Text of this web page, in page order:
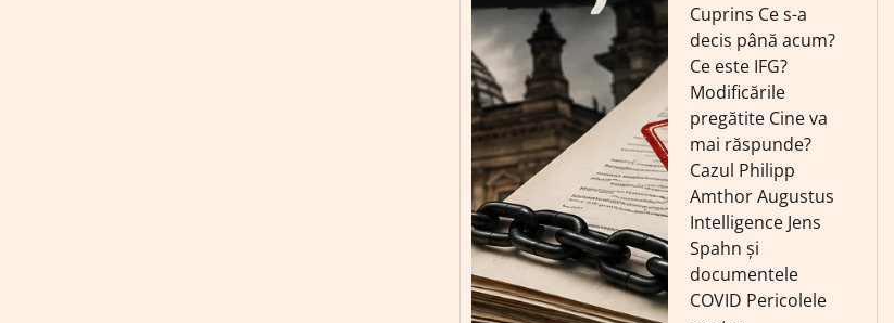
Cuprins Ce s-a
decis până acum?
Ce este IFG?
Modificările
pregătite Cine va
mai răspunde?
Cazul Philipp
Amthor Augustus
Intelligence Jens
Spahn și
documentele
COVID Pericolele